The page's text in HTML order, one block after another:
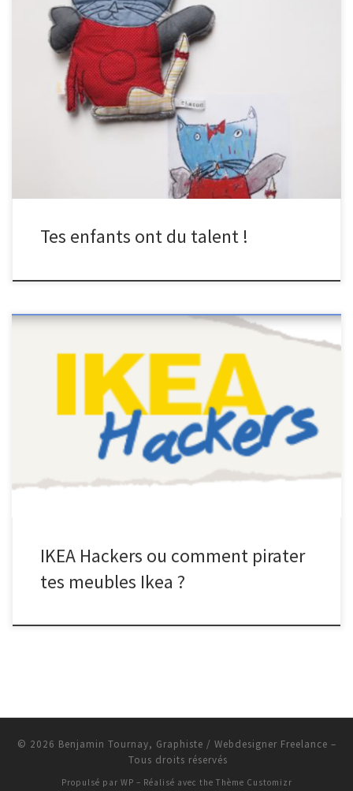
A l’occasion du concours organisé par Ikea « dessine la peluche de
tes rêves« , je me suis posé la question de savoir si c’était possible
de le faire sans être une multinationale. En faisant des recherches
sur le net, j’ai donc trouvé quelques boites qui vont donner vie aux
Tes enfants ont du talent !
Tu n’es pas sans connaitre le roi de l’ameublement et de la déco
pas chère, sans doute le seul Suédois de ta famille, je parle bien
entendu du cèlèbre Ikea. Il t’es surement arrivé d’aller chez tes
amis et de découvrir que vous aviez le même mobilier. En meme
IKEA Hackers ou comment pirater
tes meubles Ikea ?
© 2026 Benjamin Tournay, Graphiste / Webdesigner Freelance –
Tous droits réservés
Propulsé par WP – Réalisé avec the Thème Customizr